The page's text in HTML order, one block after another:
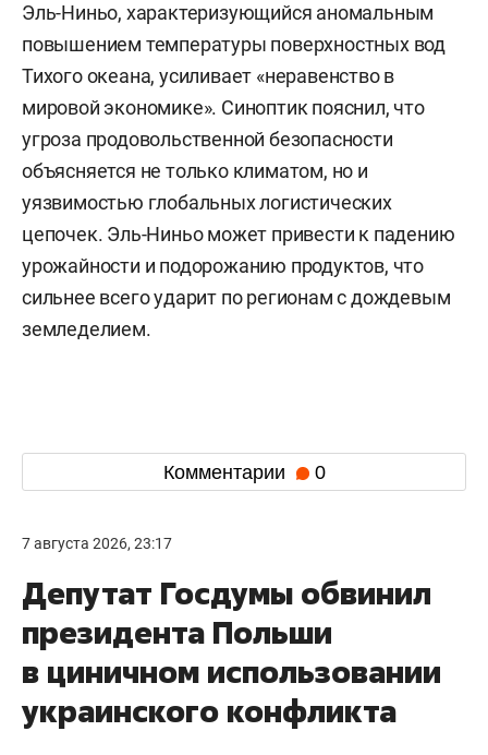
Эль-Ниньо, характеризующийся аномальным
повышением температуры поверхностных вод
Тихого океана, усиливает «неравенство в
мировой экономике». Синоптик пояснил, что
угроза продовольственной безопасности
объясняется не только климатом, но и
уязвимостью глобальных логистических
цепочек. Эль-Ниньо может привести к падению
урожайности и подорожанию продуктов, что
сильнее всего ударит по регионам с дождевым
земледелием.
Комментарии 0
7 августа 2026, 23:17
Депутат Госдумы обвинил
президента Польши
в циничном использовании
украинского конфликта